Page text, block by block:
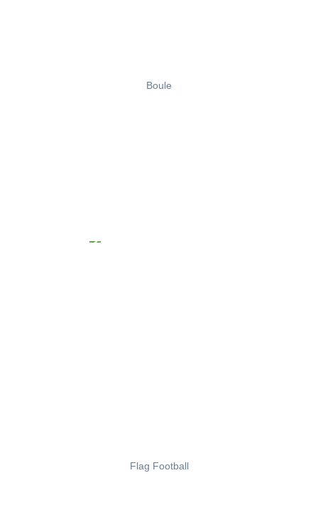
Boule
Flag Football